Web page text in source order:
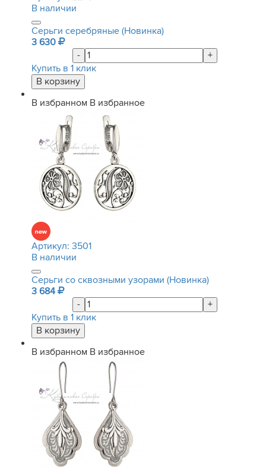
В наличии
Серьги серебряные (Новинка)
3 630
-
+
Купить в 1 клик
В избранном В избранное
Артикул: 3501
В наличии
Серьги со сквозными узорами (Новинка)
3 684
-
+
Купить в 1 клик
В избранном В избранное